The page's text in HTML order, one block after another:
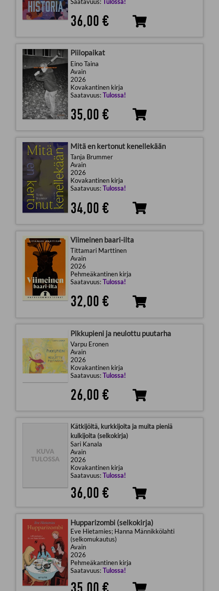
36,00 €
Piilopaikat
Eino Taina
Avain
2026
Kovakantinen kirja
Saatavuus:Tulossa!
35,00 €
Mitä en kertonut kenellekään
Tanja Brummer
Avain
2026
Kovakantinen kirja
Saatavuus:Tulossa!
34,00 €
Viimeinen baari-ilta
Tittamari Marttinen
Avain
2026
Pehmeäkantinen kirja
Saatavuus:Tulossa!
32,00 €
Pikkupieni ja neulottu puutarha
Varpu Eronen
Avain
2026
Kovakantinen kirja
Saatavuus:Tulossa!
26,00 €
Kätkijöitä, kurkkijoita ja muita pieniä
kulkijoita (selkokirja)
Sari Kanala
Avain
2026
Kovakantinen kirja
Saatavuus:Tulossa!
36,00 €
Hupparizombi (selkokirja)
Eve Hietamies; Hanna Männikkölahti
(selkomukautus)
Avain
2026
Pehmeäkantinen kirja
Saatavuus:Tulossa!